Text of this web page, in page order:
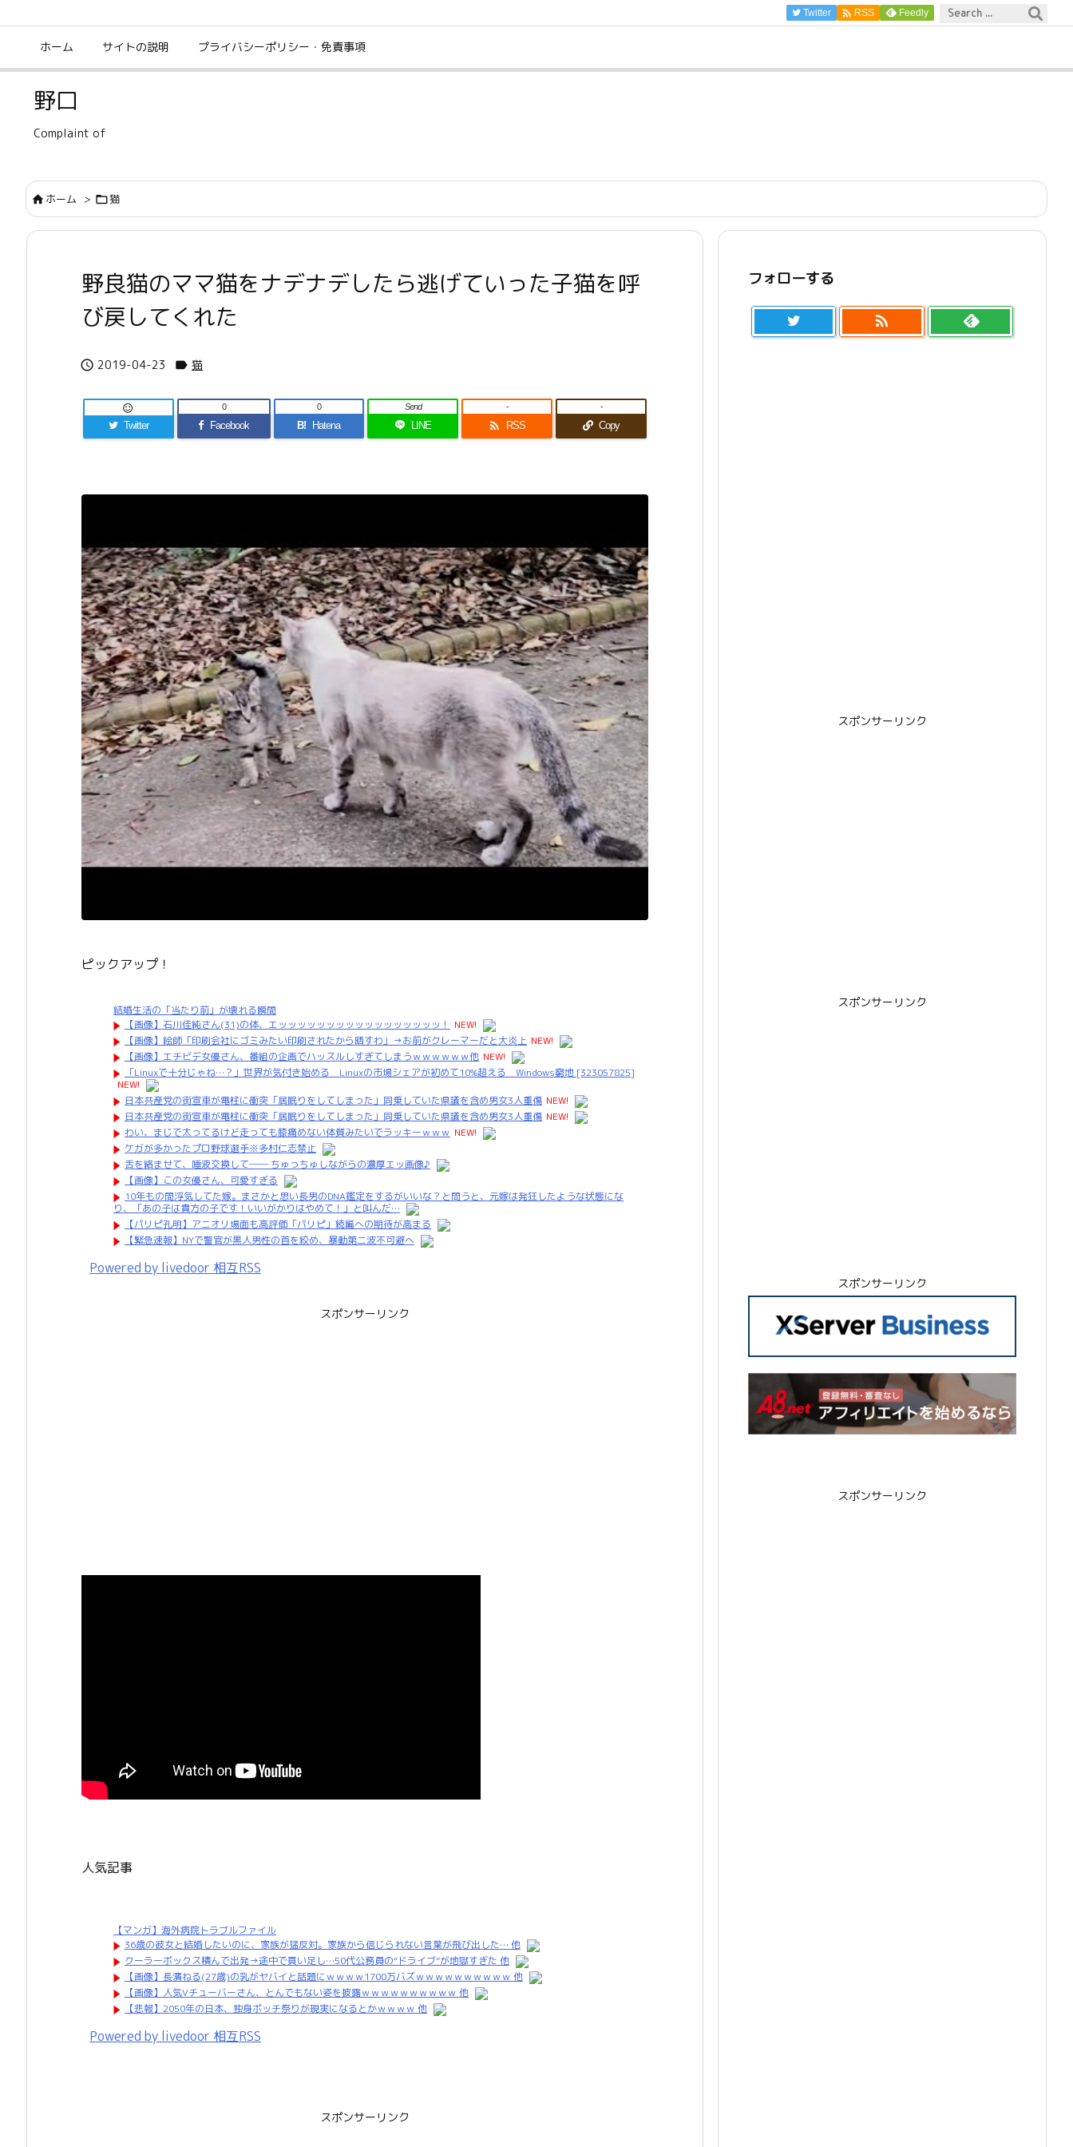
ホーム サイトの説明 プライバシーポリシー・免責事項
Twitter  RSS Feedly
野口
Complaint of
ホーム > 猫
野良猫のママ猫をナデナデしたら逃げていった子猫を呼
び戻してくれた
 2019-04-23  猫
Twitter

Facebook
0
B! Hatena
0
LINE
Send
 RSS
-
Copy
-
ピックアップ！
結婚生活の「当たり前」が壊れる瞬間
【画像】石川佳純さん(31)の体、エッッッッッッッッッッッッッッッッッ！
NEW!
【画像】絵師「印刷会社にゴミみたい印刷されたから晒すわ」→お前がクレーマーだと大炎上 NEW!
【画像】エチビデ女優さん、番組の企画でハッスルしすぎてしまうｗｗｗｗｗｗ他 NEW!
「Linuxで十分じゃね…？」世界が気付き始める Linuxの市場シェアが初めて10%超える Windows窮地 [323057825]
NEW!
日本共産党の街宣車が電柱に衝突「居眠りをしてしまった」同乗していた県議を含め男女3人重傷 NEW!
日本共産党の街宣車が電柱に衝突「居眠りをしてしまった」同乗していた県議を含め男女3人重傷 NEW!
わい、まじで太ってるけど走っても膝痛めない体質みたいでラッキーｗｗｗ NEW!
ケガが多かったプロ野球選手※多村仁志禁止
舌を絡ませて、唾液交換して── ちゅっちゅしながらの濃厚エッ画像♪
【画像】この女優さん、可愛すぎる
10年もの間浮気してた嫁。まさかと思い長男のDNA鑑定をするがいいな？と問うと、元嫁は発狂したような状態にな
り、「あの子は貴方の子です！いいがかりはやめて！」と叫んだ…
【パリピ孔明】アニオリ場面も高評価「パリピ」続編への期待が高まる
【緊急速報】NYで警官が黒人男性の首を絞め、暴動第二波不可避へ
Powered by livedoor 相互RSS
スポンサーリンク
人気記事
【マンガ】海外病院トラブルファイル
36歳の彼女と結婚したいのに、家族が猛反対。家族から信じられない言葉が飛び出した… 他
クーラーボックス積んで出発→途中で買い足し…50代公務員の“ドライブ”が地獄すぎた 他
【画像】長濱ねる(27歳)の乳がヤバイと話題にｗｗｗｗ1700万バズｗｗｗｗｗｗｗｗｗｗ 他
【画像】人気Vチューバーさん、とんでもない姿を披露ｗｗｗｗｗｗｗｗｗｗ 他
【悲報】2050年の日本、独身ボッチ祭りが現実になるとかｗｗｗｗ 他
Powered by livedoor 相互RSS
スポンサーリンク
フォローする

スポンサーリンク
スポンサーリンク
スポンサーリンク
スポンサーリンク